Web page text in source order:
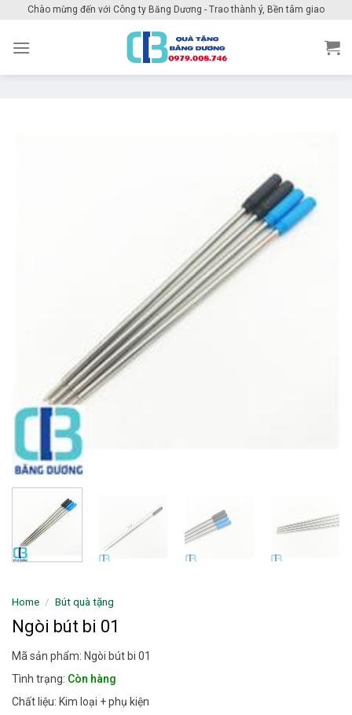
content
Chào mừng đến với Công ty Băng Dương - Trao thành ý, Bền tâm giao
Home / Bút quà tặng
Ngòi bút bi 01
Mã sản phẩm: Ngòi bút bi 01
Tình trạng: Còn hàng
Chất liệu: Kim loại + phụ kiện